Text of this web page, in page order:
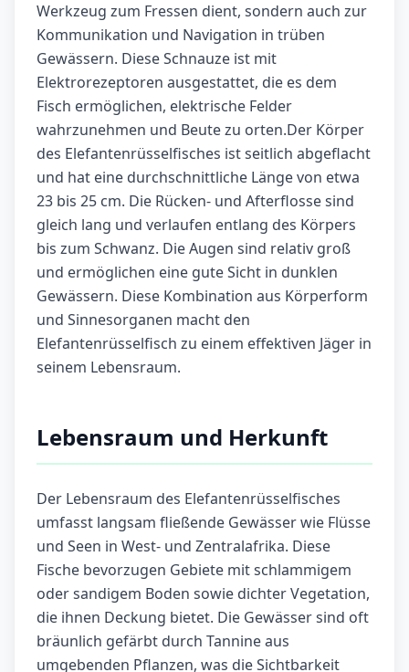
Werkzeug zum Fressen dient, sondern auch zur
Kommunikation und Navigation in trüben
Gewässern. Diese Schnauze ist mit
Elektrorezeptoren ausgestattet, die es dem
Fisch ermöglichen, elektrische Felder
wahrzunehmen und Beute zu orten.Der Körper
des Elefantenrüsselfisches ist seitlich abgeflacht
und hat eine durchschnittliche Länge von etwa
23 bis 25 cm. Die Rücken- und Afterflosse sind
gleich lang und verlaufen entlang des Körpers
bis zum Schwanz. Die Augen sind relativ groß
und ermöglichen eine gute Sicht in dunklen
Gewässern. Diese Kombination aus Körperform
und Sinnesorganen macht den
Elefantenrüsselfisch zu einem effektiven Jäger in
seinem Lebensraum.
Lebensraum und Herkunft
Der Lebensraum des Elefantenrüsselfisches
umfasst langsam fließende Gewässer wie Flüsse
und Seen in West- und Zentralafrika. Diese
Fische bevorzugen Gebiete mit schlammigem
oder sandigem Boden sowie dichter Vegetation,
die ihnen Deckung bietet. Die Gewässer sind oft
bräunlich gefärbt durch Tannine aus
umgebenden Pflanzen, was die Sichtbarkeit